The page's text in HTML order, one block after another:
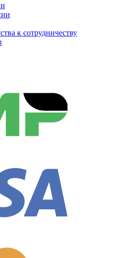
к сотрудничеству